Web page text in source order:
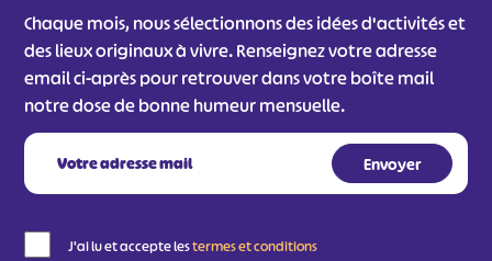
Chaque mois, nous sélectionnons des idées d'activités et
des lieux originaux à vivre. Renseignez votre adresse
email ci-après pour retrouver dans votre boîte mail
notre dose de bonne humeur mensuelle.
J'ai lu et accepte lestermes et conditions